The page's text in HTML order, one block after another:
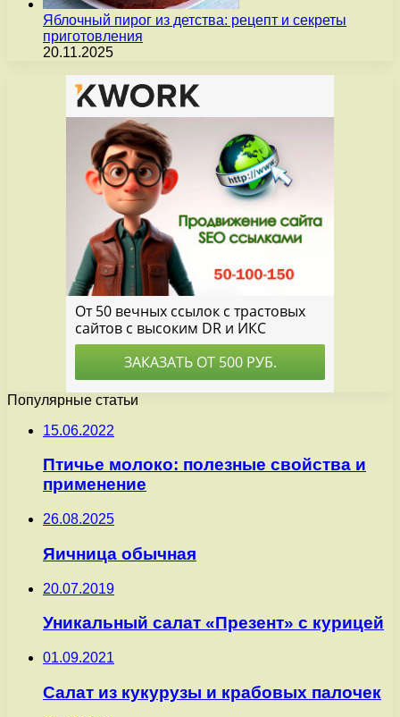
Яблочный пирог из детства: рецепт и секреты
приготовления
20.11.2025
Популярные статьи
15.06.2022
Птичье молоко: полезные свойства и
применение
26.08.2025
Яичница обычная
20.07.2019
Уникальный салат «Презент» с курицей
01.09.2021
Салат из кукурузы и крабовых палочек